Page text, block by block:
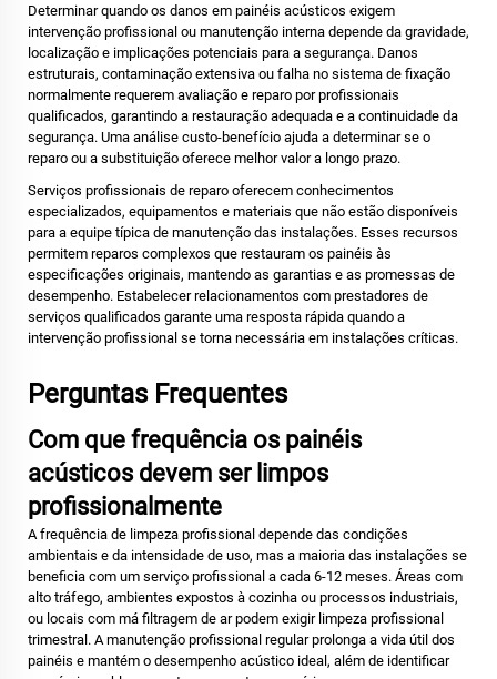
Determinar quando os danos em painéis acústicos exigem
intervenção profissional ou manutenção interna depende da gravidade,
localização e implicações potenciais para a segurança. Danos
estruturais, contaminação extensiva ou falha no sistema de fixação
normalmente requerem avaliação e reparo por profissionais
qualificados, garantindo a restauração adequada e a continuidade da
segurança. Uma análise custo-benefício ajuda a determinar se o
reparo ou a substituição oferece melhor valor a longo prazo.
Serviços profissionais de reparo oferecem conhecimentos
especializados, equipamentos e materiais que não estão disponíveis
para a equipe típica de manutenção das instalações. Esses recursos
permitem reparos complexos que restauram os painéis às
especificações originais, mantendo as garantias e as promessas de
desempenho. Estabelecer relacionamentos com prestadores de
serviços qualificados garante uma resposta rápida quando a
intervenção profissional se torna necessária em instalações críticas.
Perguntas Frequentes
Com que frequência os painéis
acústicos devem ser limpos
profissionalmente
A frequência de limpeza profissional depende das condições
ambientais e da intensidade de uso, mas a maioria das instalações se
beneficia com um serviço profissional a cada 6-12 meses. Áreas com
alto tráfego, ambientes expostos à cozinha ou processos industriais,
ou locais com má filtragem de ar podem exigir limpeza profissional
trimestral. A manutenção profissional regular prolonga a vida útil dos
painéis e mantém o desempenho acústico ideal, além de identificar